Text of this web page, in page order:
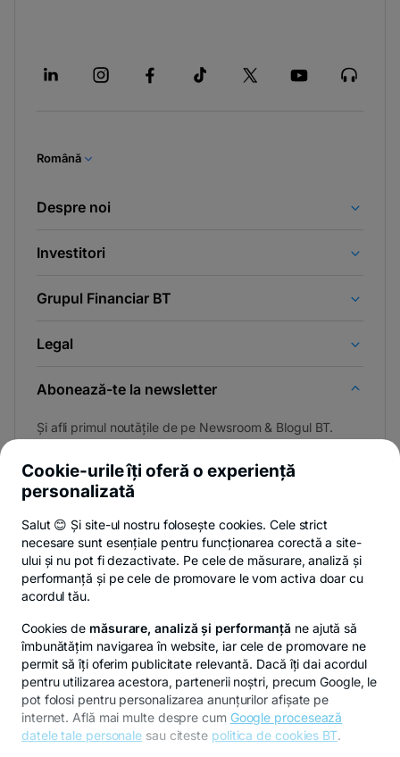
Română
Despre noi
Investitori
Grupul Financiar BT
Legal
Abonează-te la newsletter
Și afli primul noutățile de pe Newsroom & Blogul BT.
Privacy HubPolitica de confidențialitatePolitica de cookies
© Copyright 2026 Banca Transilvania. Toate drepturile
rezervate.
Cookie-urile îți oferă o experiență
personalizată
Salut 😊 Și site-ul nostru folosește cookies. Cele strict
necesare sunt esențiale pentru funcționarea corectă a site-
ului și nu pot fi dezactivate. Pe cele de măsurare, analiză și
performanță și pe cele de promovare le vom activa doar cu
acordul tău.
Cookies de măsurare, analiză și performanță ne ajută să
îmbunătățim navigarea în website, iar cele de promovare ne
permit să îți oferim publicitate relevantă. Dacă îți dai acordul
pentru utilizarea acestora, partenerii noștri, precum Google, le
pot folosi pentru personalizarea anunțurilor afișate pe
internet. Află mai multe despre cum Google procesează
datele tale personale sau citeste politica de cookies BT.